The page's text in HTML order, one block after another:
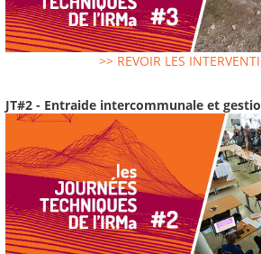
>> REVOIR LES
JT#2 - Entraide intercommunale et